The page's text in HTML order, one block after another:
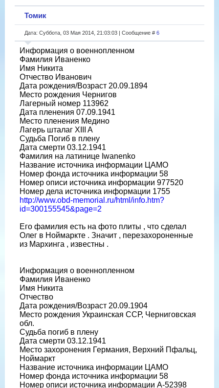
Томик
Дата: Суббота, 03 Мая 2014, 21:03:03 | Сообщение # 6
Информация о военнопленном
Фамилия Иваненко
Имя Никита
Отчество Иванович
Дата рождения/Возраст 20.09.1894
Место рождения Чернигов
Лагерный номер 113962
Дата пленения 07.09.1941
Место пленения Медино
Лагерь шталаг XIII A
Судьба Погиб в плену
Дата смерти 03.12.1941
Фамилия на латинице Iwanenko
Название источника информации ЦАМО
Номер фонда источника информации 58
Номер описи источника информации 977520
Номер дела источника информации 1755
http://www.obd-memorial.ru/html/info.htm?
id=300155545&page=2
Его фамилия есть на фото плиты , что сделал
Олег в Ноймаркте . Значит , перезахороненные
из Мархинга , известны .
Информация о военнопленном
Фамилия Иваненко
Имя Никита
Отчество
Дата рождения/Возраст 20.09.1904
Место рождения Украинская ССР, Черниговская
обл.
Судьба погиб в плену
Дата смерти 03.12.1941
Место захоронения Германия, Верхний Пфальц,
Ноймаркт
Название источника информации ЦАМО
Номер фонда источника информации 58
Номер описи источника информации A-52398